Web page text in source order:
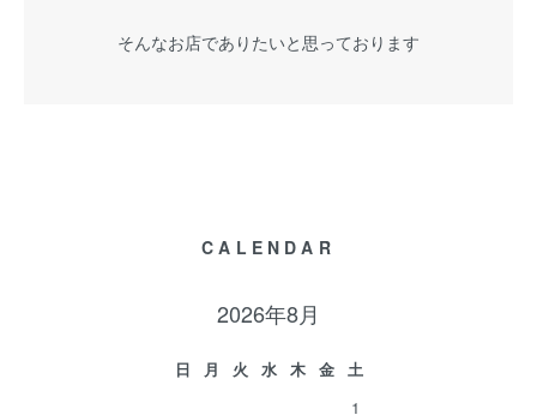
そんなお店でありたいと思っております
CALENDAR
2026年8月
日 月 火 水 木 金
土
1